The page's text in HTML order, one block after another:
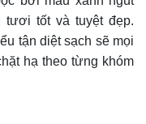
tươi tốt và tuyệt đẹp.
tận diệt sạch sẽ mọi
hạ theo từng khóm